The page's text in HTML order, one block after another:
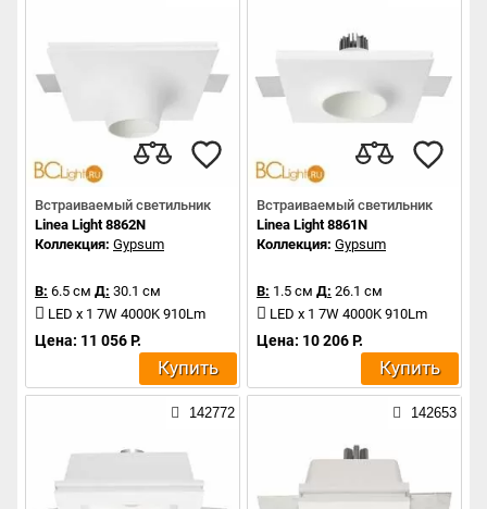
Встраиваемый светильник
Linea Light 8862N
Коллекция: Gypsum
В: 6.5 см Д: 30.1 см
LED x 1 7W 4000K 910Lm
Цена: 11 056 Р.
Купить
Встраиваемый светильник
Linea Light 8861N
Коллекция: Gypsum
В: 1.5 см Д: 26.1 см
LED x 1 7W 4000K 910Lm
Цена: 10 206 Р.
Купить
142772 142653